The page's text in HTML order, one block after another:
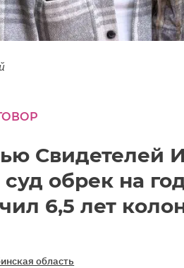
Свидетелей
обрек на
6,5 лет
область